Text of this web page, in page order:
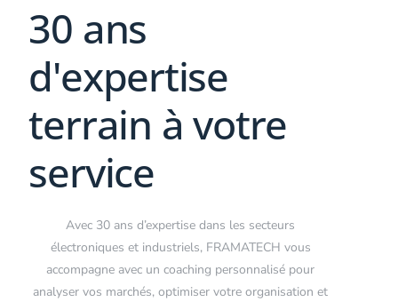
30 ans
d'expertise
terrain à votre
service
Avec 30 ans d’expertise dans les secteurs
électroniques et industriels, FRAMATECH vous
accompagne avec un coaching personnalisé pour
analyser vos marchés, optimiser votre organisation et